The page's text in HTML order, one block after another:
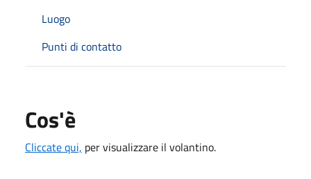
Luogo
Punti di contatto
Cos'è
Cliccate qui, per visualizzare il volantino.